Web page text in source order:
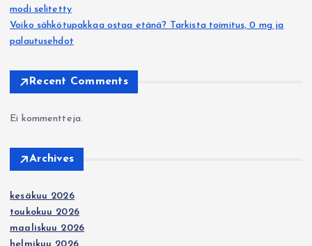
modi selitetty
Voiko sähkötupakkaa ostaa etänä? Tarkista toimitus, 0 mg ja
palautusehdot
Recent Comments
Ei kommentteja.
Archives
kesäkuu 2026
toukokuu 2026
maaliskuu 2026